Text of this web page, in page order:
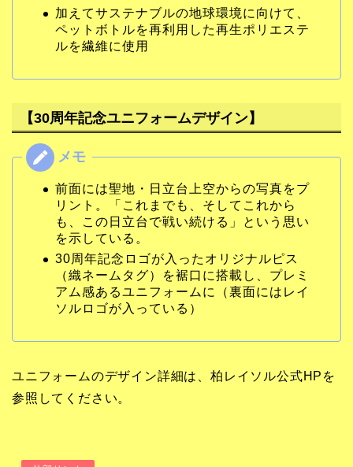
加えてサステナブルの地球環境に向けて、
ペットボトルを再利用した再生ポリエステ
ルを繊維に使用
【30周年記念ユニフォームデザイン】
前面には聖地・日立台上空からの写真をプ
リント。「これまでも、そしてこれから
も、この日立台で戦い続ける」という思い
を示している。
30周年記念ロゴが入ったオリジナルピス
（織ネームタグ）を裾口に搭載し、プレミ
アム感あるユニフォームに（裏面にはレイ
ソルロゴが入っている）
ユニフォームのデザイン詳細は、柏レイソル公式HPを
参照してください。